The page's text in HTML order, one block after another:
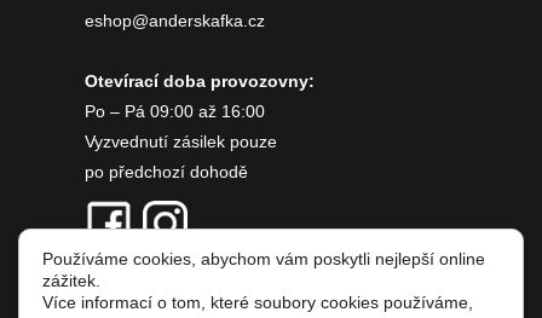
eshop@anderskafka.cz
Otevírací doba provozovny:
Po – Pá 09:00 až 16:00
Vyzvednutí zásilek pouze
po předchozí dohodě
Používáme cookies, abychom vám poskytli nejlepší online
zážitek.
Více informací o tom, které soubory cookies používáme,